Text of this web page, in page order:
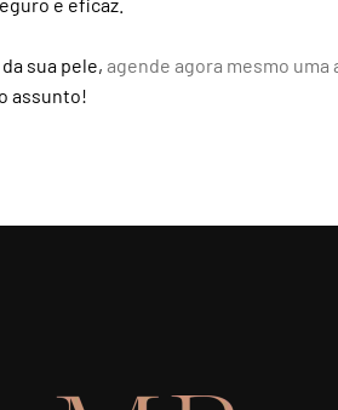
sua pele, agende agora mesmo uma
assunto!